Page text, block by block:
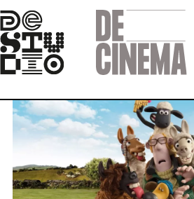
Skip
to
main
navigation